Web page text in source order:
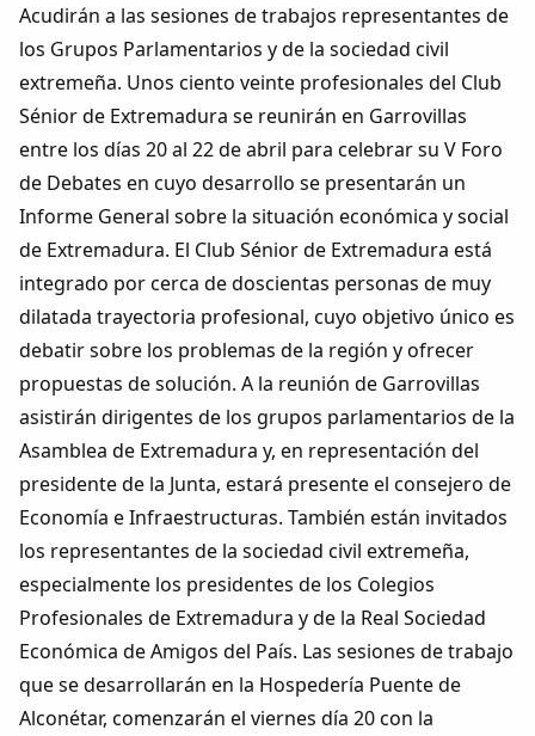
Cancionero Local
Apodos
Peñas
La palra
Modo oscuro
Acudirán a las sesiones de trabajos representantes de
los Grupos Parlamentarios y de la sociedad civil
extremeña. Unos ciento veinte profesionales del Club
Sénior de Extremadura se reunirán en Garrovillas
entre los días 20 al 22 de abril para celebrar su V Foro
de Debates en cuyo desarrollo se presentarán un
Informe General sobre la situación económica y social
de Extremadura. El Club Sénior de Extremadura está
integrado por cerca de doscientas personas de muy
dilatada trayectoria profesional, cuyo objetivo único es
debatir sobre los problemas de la región y ofrecer
propuestas de solución. A la reunión de Garrovillas
asistirán dirigentes de los grupos parlamentarios de la
Asamblea de Extremadura y, en representación del
presidente de la Junta, estará presente el consejero de
Economía e Infraestructuras. También están invitados
los representantes de la sociedad civil extremeña,
especialmente los presidentes de los Colegios
Profesionales de Extremadura y de la Real Sociedad
Económica de Amigos del País. Las sesiones de trabajo
que se desarrollarán en la Hospedería Puente de
Alconétar, comenzarán el viernes día 20 con la